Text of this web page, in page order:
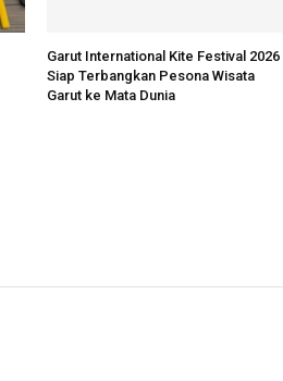
Garut International Kite Festival 2026
Siap Terbangkan Pesona Wisata
Garut ke Mata Dunia